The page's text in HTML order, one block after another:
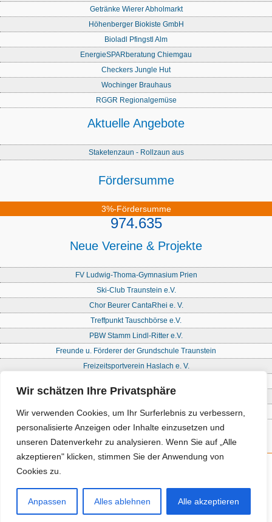
Wir schätzen Ihre Privatsphäre
Wir verwenden Cookies, um Ihr Surferlebnis zu verbessern,
personalisierte Anzeigen oder Inhalte einzusetzen und
unseren Datenverkehr zu analysieren. Wenn Sie auf „Alle
akzeptieren" klicken, stimmen Sie der Anwendung von
Cookies zu.
Anpassen Alles ablehnen Alle akzeptieren
Getränke Wierer Abholmarkt
Höhenberger Biokiste GmbH
Bioladl Pfingstl Alm
EnergieSPARberatung Chiemgau
Checkers Jungle Hut
Wochinger Brauhaus
RGGR Regionalgemüse
Aktuelle Angebote
Staketenzaun - Rollzaun aus
Fördersumme
3%-Fördersumme
974.635
Neue Vereine & Projekte
FV Ludwig-Thoma-Gymnasium Prien
Ski-Club Traunstein e.V.
Chor Beurer CantaRhei e. V.
Treffpunkt Tauschbörse e.V.
PBW Stamm Lindl-Ritter e.V.
Freunde u. Förderer der Grundschule Traunstein
Freizeitsportverein Haslach e. V.
Initiative Nandlstadt Eltern für Kinder e. V.
Reit- und Fahrverein Traunstein e. V
Impressum
Datenschutz